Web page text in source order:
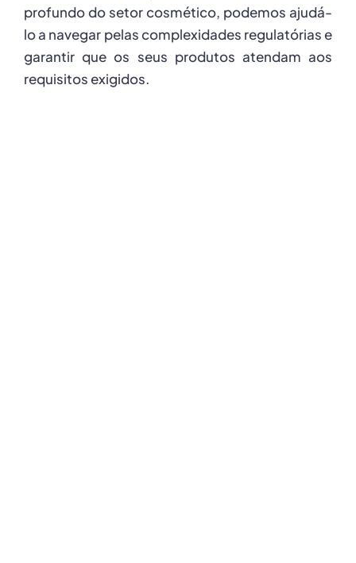
profundo do setor cosmético, podemos ajudá-
lo a navegar pelas complexidades regulatórias e
garantir que os seus produtos atendam aos
requisitos exigidos.